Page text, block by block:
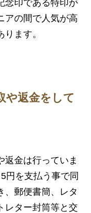
念印である特印が
アの間で人気が高
ます。
や返金をして
返金は行っていま
円を支払う事で同
、郵便書簡、レタ
レター封筒等と交